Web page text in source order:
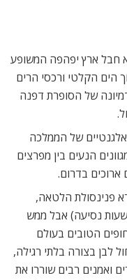
חבל ארץ יפהפה המשופע
הים הקלטי ורכסי הרים
של הסופרת דפנה
אלגנטיים של הממלכה
הנעים בין מפרצים
ארוכים בדרום.
פנינסולת הלטאה,
נסיעה) אבל ממש
הטובים בעולם
לבן בצורה בלתי רגילה,
ואמנים רבים שוררו את